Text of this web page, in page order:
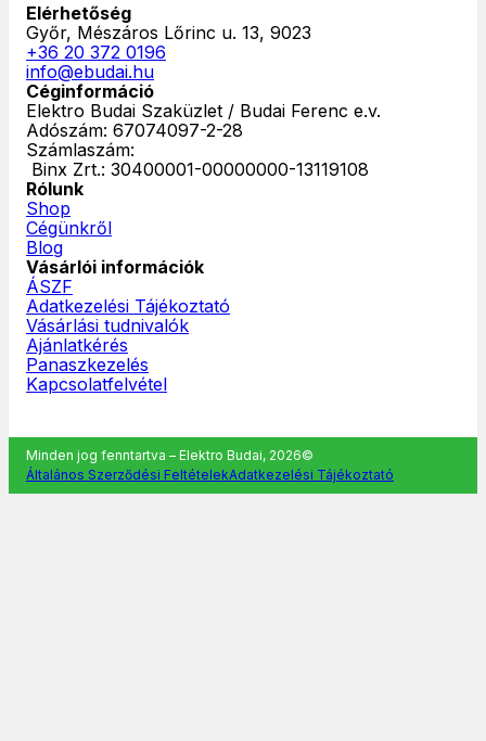
Elérhetőség
Győr, Mészáros Lőrinc u. 13, 9023
+36 20 372 0196
info@ebudai.hu
Céginformáció
Elektro Budai Szaküzlet / Budai Ferenc e.v.
Adószám: 67074097-2-28
Számlaszám:
‎ Binx Zrt.: 30400001-00000000-13119108
Rólunk
Shop
Cégünkről
Blog
Vásárlói információk
ÁSZF
Adatkezelési Tájékoztató
Vásárlási tudnivalók
Ajánlatkérés
Panaszkezelés
Kapcsolatfelvétel
Minden jog fenntartva – Elektro Budai, 2026©
Általános Szerződési FeltételekAdatkezelési Tájékoztató